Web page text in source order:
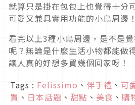
就算只是掛在包包上也覺得十分
可愛又兼具實用功能的小鳥周邊！
看完以上3種小鳥周邊，是不是
呢？無論是什麼生活小物都能做
讓人真的好想多買幾個回家呀！
Tags : Felissimo 、 伴手禮 、 可
買 、 日本話題 、 甜點 、 美食 、 購